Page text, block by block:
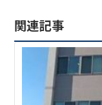
関連記事